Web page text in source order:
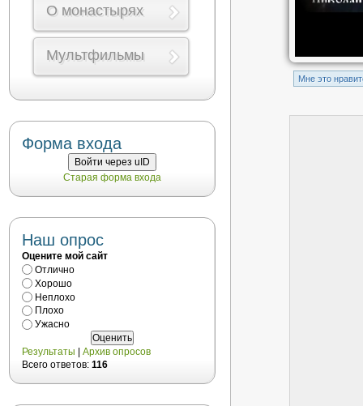
Mне это
О монастырях
Мультфильмы
Форма входа
Войти через uID
Старая форма входа
Наш опрос
Оцените мой сайт
Отлично
Хорошо
Неплохо
Плохо
Ужасно
Результаты
Архив опросов
Всего ответов: 116